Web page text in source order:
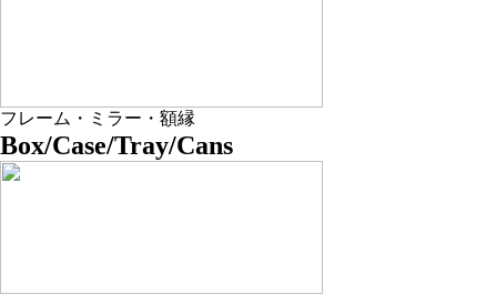
フレーム・ミラー・額縁
Box/Case/Tray/Cans